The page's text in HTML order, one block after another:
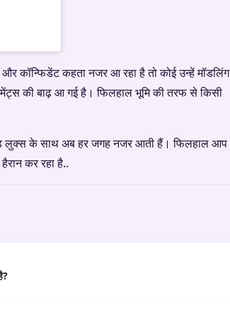
कॉन्फिडेंट कहता नजर आ रहा है तो कोई उन्हें मॉडलिंग
की बाढ़ आ गई है। फिलहाल भूमि की तरफ से किसी
लुक्स के साथ अब हर जगह नजर आती हैं। फिलहाल आप
कर रहा है..